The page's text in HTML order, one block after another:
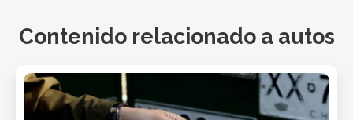
Contenido relacionado a autos